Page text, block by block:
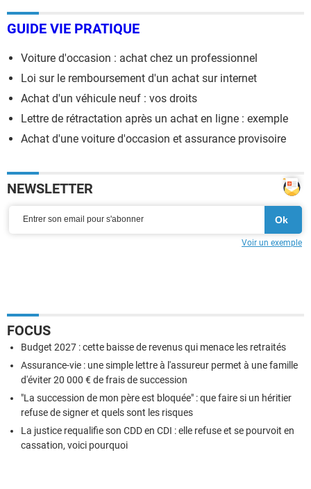
GUIDE VIE PRATIQUE
Voiture d'occasion : achat chez un professionnel
Loi sur le remboursement d'un achat sur internet
Achat d'un véhicule neuf : vos droits
Lettre de rétractation après un achat en ligne : exemple
Achat d'une voiture d'occasion et assurance provisoire
NEWSLETTER
Voir un exemple
FOCUS
Budget 2027 : cette baisse de revenus qui menace les retraités
Assurance-vie : une simple lettre à l'assureur permet à une famille
d'éviter 20 000 € de frais de succession
"La succession de mon père est bloquée" : que faire si un héritier
refuse de signer et quels sont les risques
La justice requalifie son CDD en CDI : elle refuse et se pourvoit en
cassation, voici pourquoi